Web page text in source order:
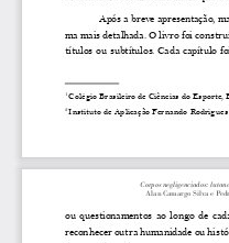
Após a breve apresentação,
ma mais detalhada. O livro foi
títulos ou subtítulos. Cada capítulo
1 Colégio Brasileiro de Ciências do Esporte,
2 Instituto de Aplicação Fernando
Corpos negligenciados:
Alan Camargo Silva e
ou  questionamentos  ao  longo  de
reconhecer outra humanidade ou